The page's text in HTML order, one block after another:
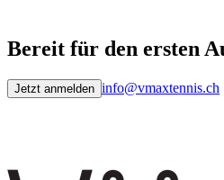
Bereit für den ersten
Jetzt anmelden info@vmaxtennis.ch